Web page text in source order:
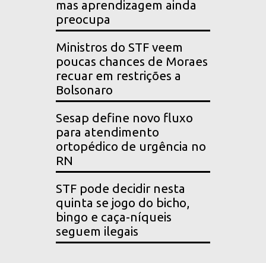
mas aprendizagem ainda
preocupa
Ministros do STF veem
poucas chances de Moraes
recuar em restrições a
Bolsonaro
Sesap define novo fluxo
para atendimento
ortopédico de urgência no
RN
STF pode decidir nesta
quinta se jogo do bicho,
bingo e caça-níqueis
seguem ilegais